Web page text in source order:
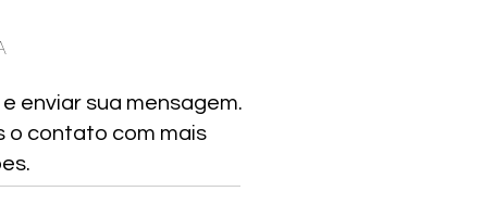
enviar sua mensagem.
o contato com mais